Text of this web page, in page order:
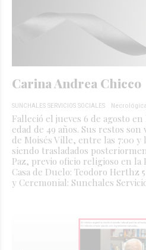
Carina Andrea Chicco
SUNCHALES SERVICIOS SOCIALES
Falleció el jueves 6 de agosto
edad de 49 años. Sus restos
de Moisés Ville, entre las 7:00 y
siendo trasladados
Paz, previo oficio religioso en la
Casa de Duelo: Teodoro Herthz
y Ceremonial: Sunchales